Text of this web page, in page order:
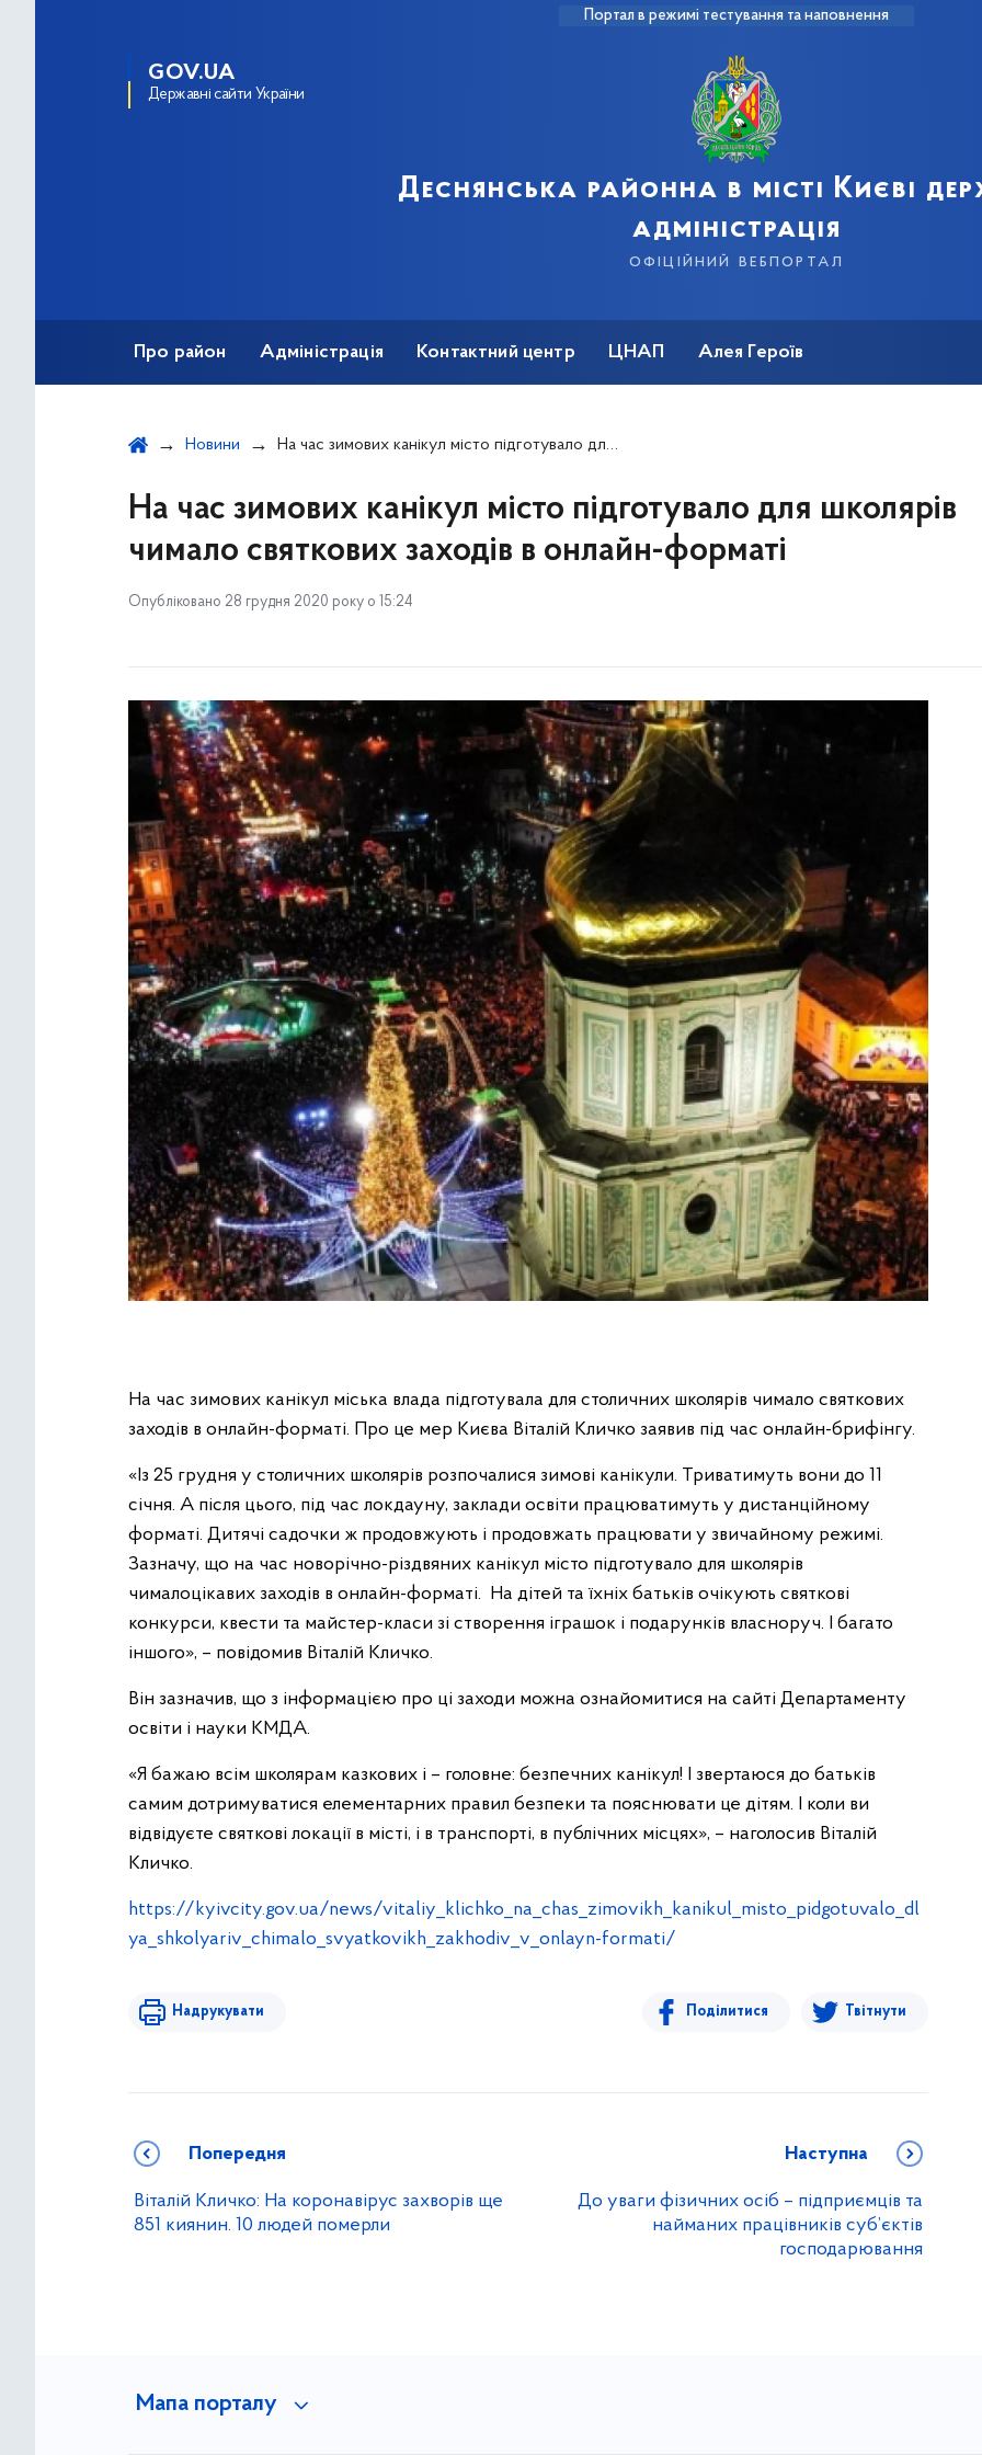
Портал в режимі тестування та наповнення
GOV.UA
Державні сайти України
Деснянська районна в місті Києві
адміністрація
офіційний вебпортал
Про район Адміністрація Контактний центр ЦНАП Алея Героїв
Новини На час зимових канікул місто підготувало для школярів чимало святкових заходів в онлайн-форматі
На час зимових канікул місто підготувало для школярів
чимало святкових заходів в онлайн-форматі
Опубліковано 28 грудня 2020 року о 15:24
На час зимових канікул міська влада підготувала для столичних школярів чимало святкових
заходів в онлайн-форматі. Про це мер Києва Віталій Кличко заявив під час онлайн-брифінгу.
«Із 25 грудня у столичних школярів розпочалися зимові канікули. Триватимуть вони до 11
січня. А після цього, під час локдауну, заклади освіти працюватимуть у дистанційному
форматі. Дитячі садочки ж продовжують і продовжать працювати у звичайному режимі.
Зазначу, що на час новорічно-різдвяних канікул місто підготувало для школярів
чималоцікавих заходів в онлайн-форматі. На дітей та їхніх батьків очікують святкові
конкурси, квести та майстер-класи зі створення іграшок і подарунків власноруч. І багато
іншого», – повідомив Віталій Кличко.
Він зазначив, що з інформацією про ці заходи можна ознайомитися на сайті Департаменту
освіти і науки КМДА.
«Я бажаю всім школярам казкових і – головне: безпечних канікул! І звертаюся до батьків
самим дотримуватися елементарних правил безпеки та пояснювати це дітям. І коли ви
відвідуєте святкові локації в місті, і в транспорті, в публічних місцях», – наголосив Віталій
Кличко.
https://kyivcity.gov.ua/news/vitaliy_klichko_na_chas_zimovikh_kanikul_misto_pidgotuvalo_dl
ya_shkolyariv_chimalo_svyatkovikh_zakhodiv_v_onlayn-formati/
Надрукувати Поділитися Твітнути
Попередня
Віталій Кличко: На коронавірус захворів ще
851 киянин. 10 людей померли
Наступна
До уваги фізичних осіб – підприємців та
найманих працівників суб’єктів
господарювання
Мапа порталу